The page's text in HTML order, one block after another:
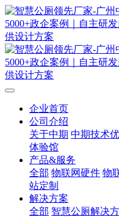
企业首页
公司介绍
关于中期 中期技术
体验馆
产品&服务
全部 物联网硬件 物
站定制
解决方案
全部 智慧公厕解决